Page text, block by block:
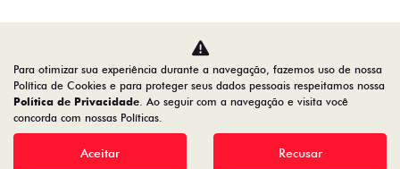
Para otimizar sua experiência durante a navegação, fazemos uso de nossa
Política de Cookies e para proteger seus dados pessoais respeitamos nossa
Política de Privacidade. Ao seguir com a navegação e visita você
concorda com nossas Políticas.
Aceitar Recusar